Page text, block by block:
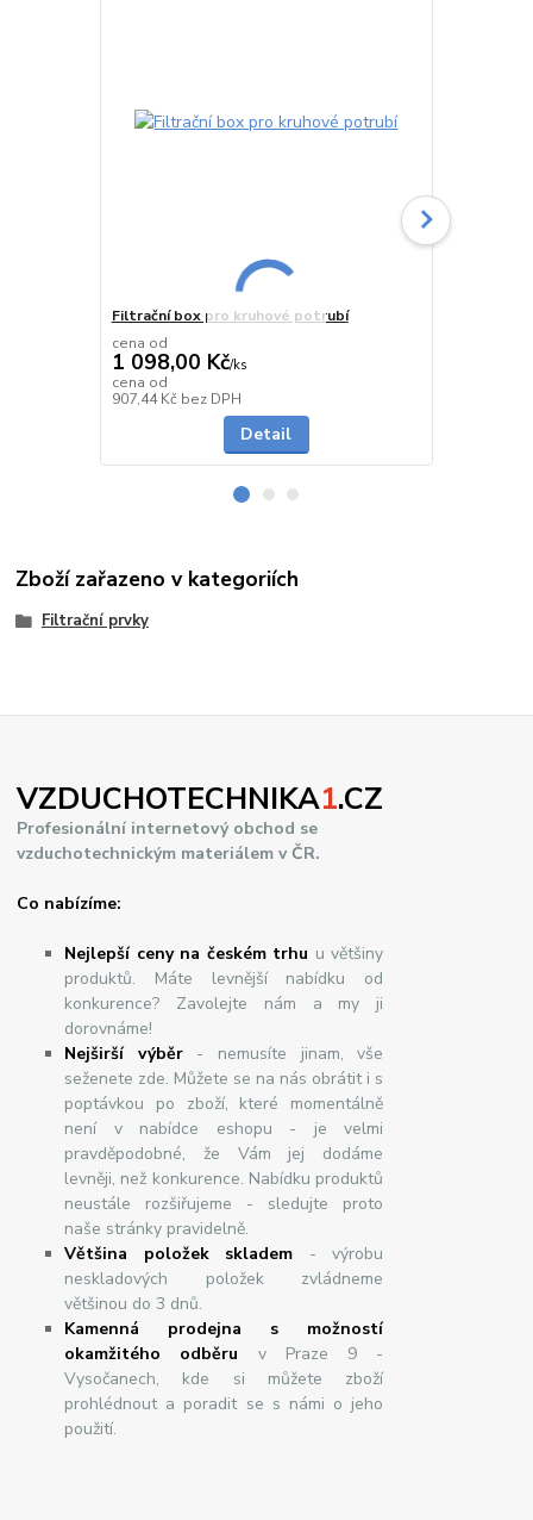
Filtrační box pro kruhové potrubí
cena od
1 098,00 Kč/ks
cena od
907,44 Kč bez DPH
Detail
Zboží zařazeno v kategoriích
Filtrační prvky
VZDUCHOTECHNIKA1.CZ
Profesionální internetový obchod se
vzduchotechnickým materiálem v ČR.
Co nabízíme:
Nejlepší ceny na českém trhu u většiny
produktů. Máte levnější nabídku od
konkurence? Zavolejte nám a my ji
dorovnáme!
Nejširšívýběr- nemusíte jinam, vše
seženete zde. Můžete se na nás obrátit i s
poptávkou po zboží, které momentálně
není v nabídce eshopu - je velmi
pravděpodobné, že Vám jej dodáme
levněji, než konkurence. Nabídku produktů
neustále rozšiřujeme - sledujte proto
naše stránky pravidelně.
Většina položek skladem - výrobu
neskladových položek zvládneme
většinou do 3 dnů.
Kamenná prodejna s možností
okamžitého odběru v Praze 9 -
Vysočanech, kde si můžete zboží
prohlédnout a poradit se s námi o jeho
použití.